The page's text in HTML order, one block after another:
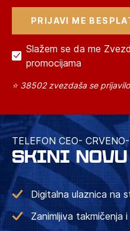
Slažem se da me
promocijama
⭐ 38502 zvezdaša se
TELEFON CEO-
SKINI
Digitalna ulaznica na
Zanimljiva takmičenja